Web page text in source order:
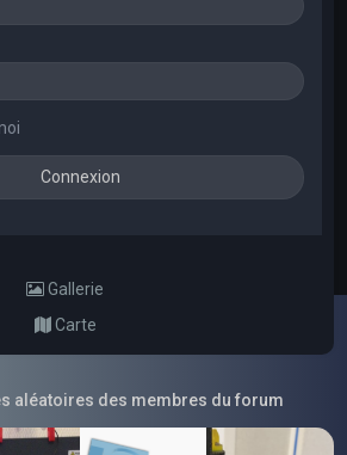
Gallerie
Carte
aléatoires des membres du forum